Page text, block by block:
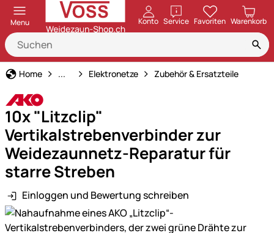
Menu Konto ServiceöffnenFavoriten Warenkorb
Home Weidezaun
... Elektronetze Zubehör & Ersatzteile
10x "Litzclip"
Vertikalstrebenverbinder zur
Weidezaunnetz-Reparatur für
starre Streben
Einloggen und Bewertung schreiben
Produktgalerie